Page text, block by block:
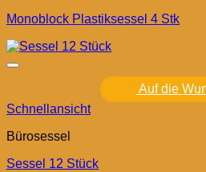
Monoblock Plastiksessel 4 Stk
Auf die
Schnellansicht
Bürosessel
Sessel 12 Stück